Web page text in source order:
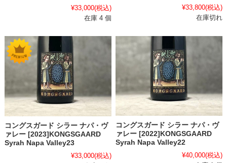
¥33,000(税込)
在庫 4 個
¥33,800(税込)
在庫切れ
コングスガード シラー ナパ・ヴ
ァレー [2023]KONGSGAARD
Syrah Napa Valley23
¥33,000(税込)
コングスガード シラー ナパ・ヴ
ァレー [2022]KONGSGAARD
Syrah Napa Valley22
¥40,000(税込)